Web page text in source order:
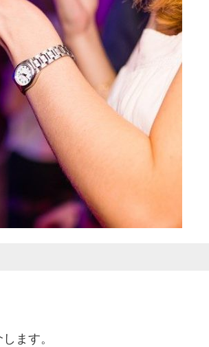
ます。